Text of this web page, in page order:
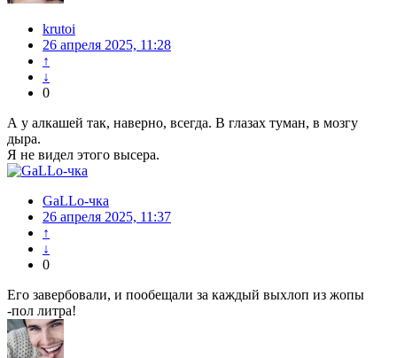
krutoi
26 апреля 2025, 11:28
↑
↓
0
А у алкашей так, наверно, всегда. В глазах туман, в мозгу
дыра.
Я не видел этого высера.
GaLLo-чка
26 апреля 2025, 11:37
↑
↓
0
Его завербовали, и пообещали за каждый выхлоп из жопы
-пол литра!